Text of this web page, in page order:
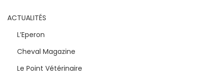
ACTUALITÉS
L’Eperon
Cheval Magazine
Le Point Vétérinaire